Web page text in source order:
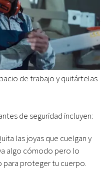
deberías usar auriculares
uses herramientas ruidosas y
y acabar con el acabado,
sin protección ocular
el principio a ponerte gafas
de trabajo y quitártelas
de seguridad incluyen:
las joyas que cuelgan y
algo cómodo pero lo
proteger tu cuerpo.